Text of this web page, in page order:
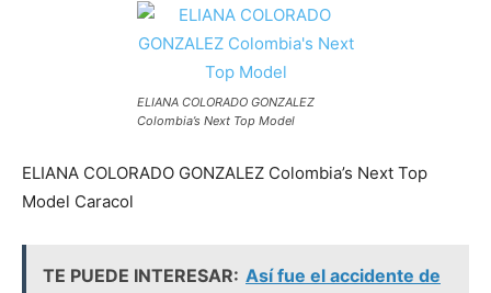
ELIANA COLORADO GONZALEZ
Colombia’s Next Top Model
ELIANA COLORADO GONZALEZ Colombia’s Next Top
Model Caracol
TE PUEDE INTERESAR: Así fue el accidente de